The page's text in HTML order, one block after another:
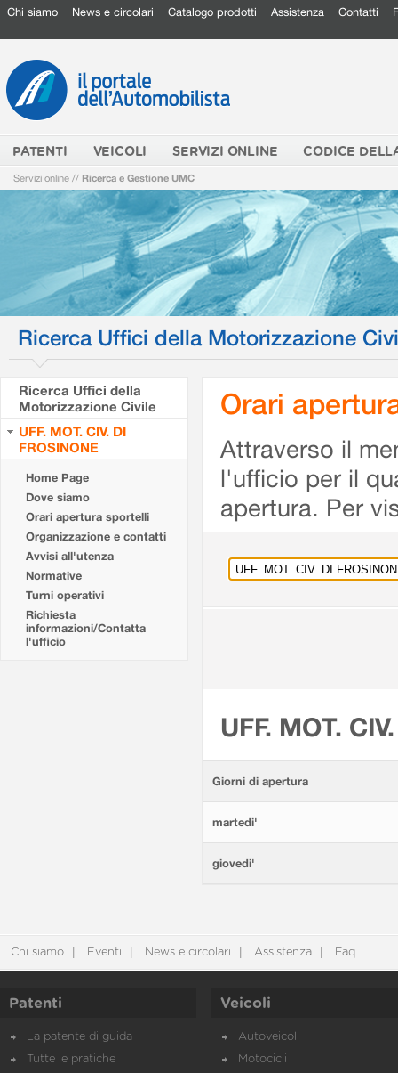
Chi siamo News e circolari Catalogo prodotti Assistenza Contatti
PATENTI VEICOLI SERVIZI ONLINE CODICE
Servizi online // Ricerca e Gestione UMC
Ricerca Uffici della Motorizzazione
Ricerca Uffici della
Motorizzazione Civile
UFF. MOT. CIV. DI
FROSINONE
Home Page
Dove siamo
Orari apertura sportelli
Organizzazione e contatti
Avvisi all'utenza
Normative
Turni operativi
Richiesta
informazioni/Contatta
l'ufficio
Orari
Attraverso il
l'ufficio per il
apertura. Per
UFF. MOT.
Giorni di apertura
martedi'
giovedi'
Chi siamo Eventi News e circolari Assistenza Faq
Patenti
La patente di guida
Tutte le pratiche
Veicoli
Autoveicoli
Motocicli